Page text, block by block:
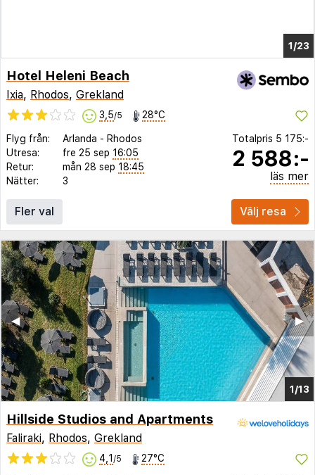
1/15
Hotel Heleni Beach
Ixia, Rhodos, Grekland
3,5/5 28°C
Flyg från: Arlanda - Rhodos
Utresa:
fre 25 sep 16:05
Retur:
mån 28 sep 18:45
Nätter:
3
Totalpris 5 175:-
2 588:-
läs mer
Fler val Välj resa
1/13
▶︎
◀︎
Hillside Studios and Apartments
Faliraki, Rhodos, Grekland
4,1 /5 27°C